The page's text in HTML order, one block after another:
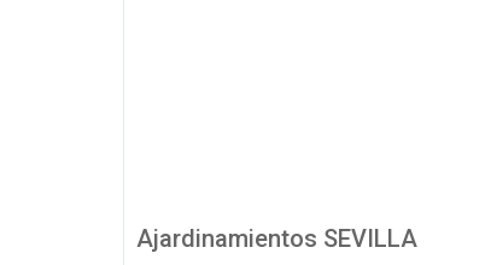
Ajardinamientos SEVILLA